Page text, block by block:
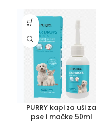
PURRY kapi za uši za
pse i mačke 50ml